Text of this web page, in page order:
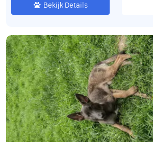
Bekijk Details